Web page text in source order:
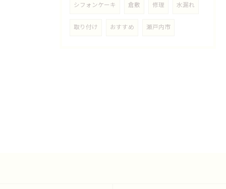
シフォンケーキ 倉敷 修理 水漏れ
取り付け おすすめ 瀬戸内市